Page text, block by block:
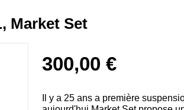
Market Set
300,00 €
Il y a 25 ans a première